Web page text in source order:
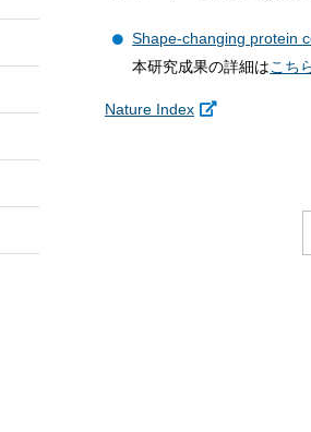
Shape-changing protein
本研究成果の詳細はこち
Nature Index